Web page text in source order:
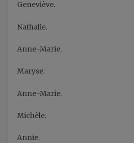
Geneviève.
Nathalie.
Anne-Marie.
Maryse.
Anne-Marie.
Michèle.
Annie.